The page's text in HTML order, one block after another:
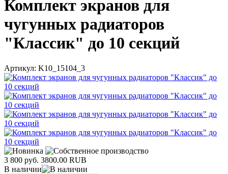
Комплект экранов для
чугунных радиаторов
"Классик" до 10 секций
Артикул: K10_15104_3
3 800 руб. 3800.00 RUB
В наличии